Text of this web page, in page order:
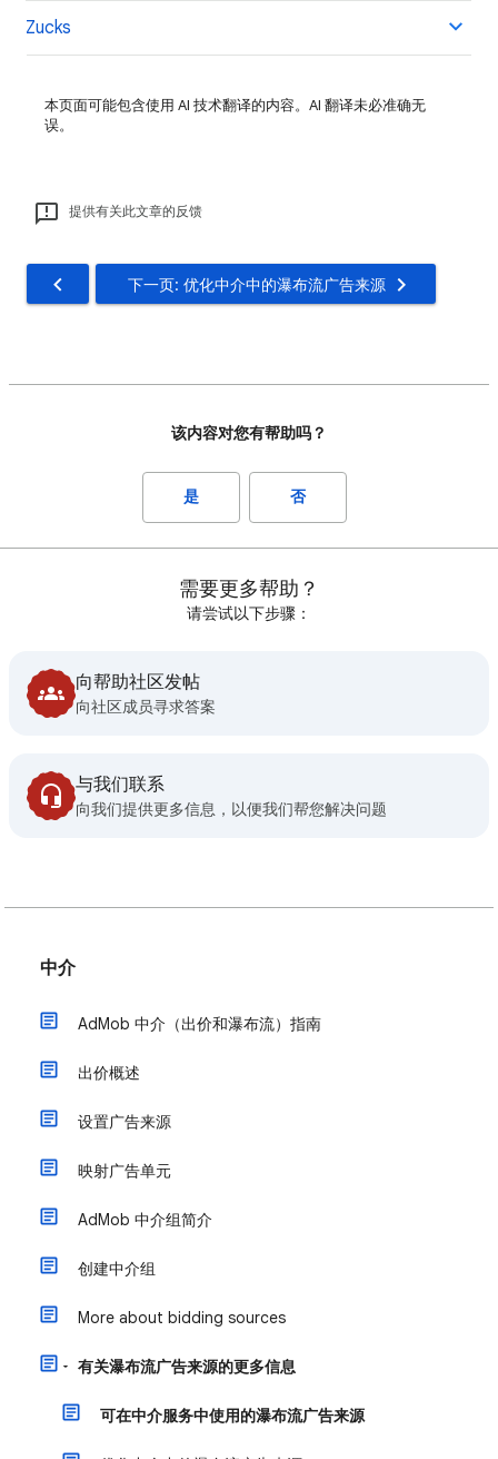
Zucks
本页面可能包含使用 AI 技术翻译的内容。AI 翻译未必准确无
误。
提供有关此文章的反馈
下一页: 优化中介中的瀑布流广告来源
该内容对您有帮助吗？
是 否
需要更多帮助？
请尝试以下步骤：
向帮助社区发帖
向社区成员寻求答案
与我们联系
向我们提供更多信息，以便我们帮您解决问题
中介
AdMob 中介（出价和瀑布流）指南
出价概述
设置广告来源
映射广告单元
AdMob 中介组简介
创建中介组
More about bidding sources
有关瀑布流广告来源的更多信息
可在中介服务中使用的瀑布流广告来源